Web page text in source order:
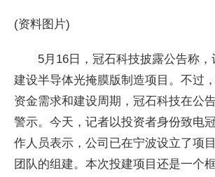
(资料图片)
5月16日，冠石科技披露公告称
建设半导体光掩膜版制造项目。不过
资金需求和建设周期，冠石科技在公
警示。今天，记者以投资者身份致电
作人员表示，公司已在宁波设立了项
团队的组建。本次投建项目还是一个